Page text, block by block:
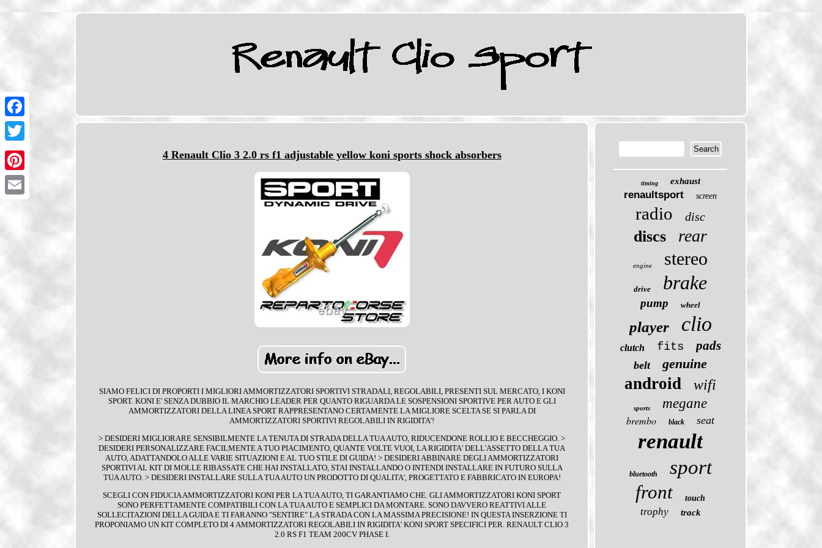
Facebook
Twitter
Pinterest
4 Renault Clio 3 2.0 rs f1 adjustable yellow koni sports shock absorbers
SIAMO FELICI DI PROPORTI I MIGLIORI AMMORTIZZATORI SPORTIVI STRADALI, REGOLABILI, PRESENTI SUL MERCATO, I KONI
SPORT. KONI E' SENZA DUBBIO IL MARCHIO LEADER PER QUANTO RIGUARDA LE SOSPENSIONI SPORTIVE PER AUTO E GLI
AMMORTIZZATORI DELLA LINEA SPORT RAPPRESENTANO CERTAMENTE LA MIGLIORE SCELTA SE SI PARLA DI
AMMORTIZZATORI SPORTIVI REGOLABILI IN RIGIDITA'!
> DESIDERI MIGLIORARE SENSIBILMENTE LA TENUTA DI STRADA DELLA TUA AUTO, RIDUCENDONE ROLLIO E BECCHEGGIO. >
DESIDERI PERSONALIZZARE FACILMENTE A TUO PIACIMENTO, QUANTE VOLTE VUOI, LA RIGIDITA' DELL'ASSETTO DELLA TUA
AUTO, ADATTANDOLO ALLE VARIE SITUAZIONI E AL TUO STILE DI GUIDA! > DESIDERI ABBINARE DEGLI AMMORTIZZATORI
SPORTIVI AL KIT DI MOLLE RIBASSATE CHE HAI INSTALLATO, STAI INSTALLANDO O INTENDI INSTALLARE IN FUTURO SULLA
TUA AUTO. > DESIDERI INSTALLARE SULLA TUA AUTO UN PRODOTTO DI QUALITA', PROGETTATO E FABBRICATO IN EUROPA!
SCEGLI CON FIDUCIA AMMORTIZZATORI KONI PER LA TUA AUTO, TI GARANTIAMO CHE. GLI AMMORTIZZATORI KONI SPORT
SONO PERFETTAMENTE COMPATIBILI CON LA TUA AUTO E SEMPLICI DA MONTARE. SONO DAVVERO REATTIVI ALLE
SOLLECITAZIONI DELLA GUIDA E TI FARANNO "SENTIRE" LA STRADA CON LA MASSIMA PRECISIONE! IN QUESTA INSERZIONE TI
PROPONIAMO UN KIT COMPLETO DI 4 AMMORTIZZATORI REGOLABILI IN RIGIDITA' KONI SPORT SPECIFICI PER. RENAULT CLIO 3
2.0 RS F1 TEAM 200CV PHASE I.
timing exhaust
renaultsport screen
radio disc
discs rear
engine stereo
drive brake
pump wheel
player clio
clutch fits pads
belt genuine
android wifi
sports megane
brembo black seat
renault
bluetooth sport
front touch
trophy track